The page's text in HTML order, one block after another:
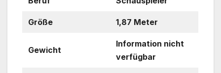
Größe 1,87 Meter
Gewicht
Information nicht
verfügbar